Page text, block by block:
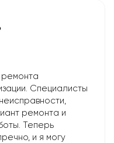
ремонта
Специалисты
ремонта и
Теперь
и я могу